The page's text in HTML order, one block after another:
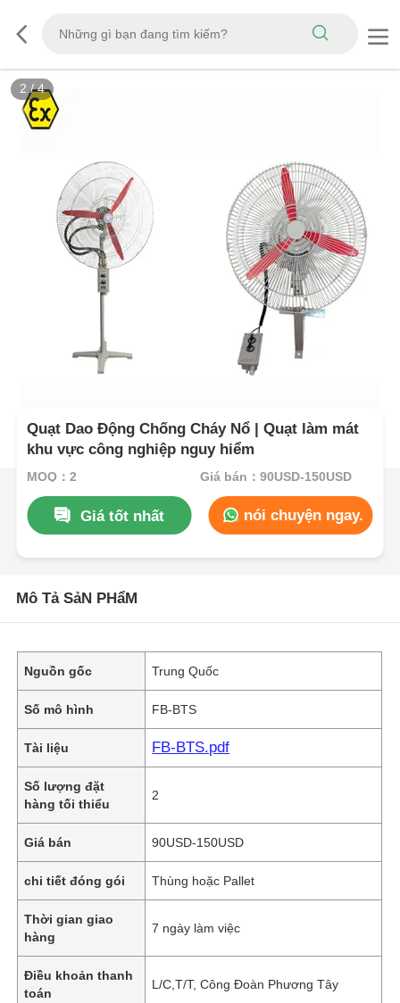
2 /4
Quạt Dao Động Chống Cháy Nổ | Quạt làm mát
khu vực công nghiệp nguy hiểm
MOQ：2 Giá bán：90USD-150USD
Giá tốt nhất nói chuyện ngay.
Mô Tả SảN PHẩM
Nguồn gốc Trung Quốc
Số mô hình FB-BTS
Tài liệu FB-BTS.pdf
Số lượng đặt
hàng tối thiểu
2
Giá bán 90USD-150USD
chi tiết đóng gói Thùng hoặc Pallet
Thời gian giao
hàng
7 ngày làm việc
Điều khoản thanh
toán
L/C,T/T, Công Đoàn Phương Tây